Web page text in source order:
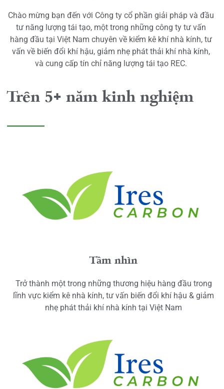
Chào mừng bạn đến với Công ty cổ phần giải pháp và đầu
tư năng lượng tái tạo, một trong những công ty tư vấn
hàng đầu tại Việt Nam chuyên về kiểm kê khí nhà kính, tư
vấn về biến đổi khí hậu, giảm nhẹ phát thải khí nhà kính,
và cung cấp tín chỉ năng lượng tái tạo REC.
Trên 5+ năm kinh nghiệm
Tầm nhìn
Trở thành một trong những thương hiệu hàng đầu trong
lĩnh vực kiểm kê nhà kính, tư vấn biến đổi khí hậu & giảm
nhẹ phát thải khí nhà kính tại Việt Nam